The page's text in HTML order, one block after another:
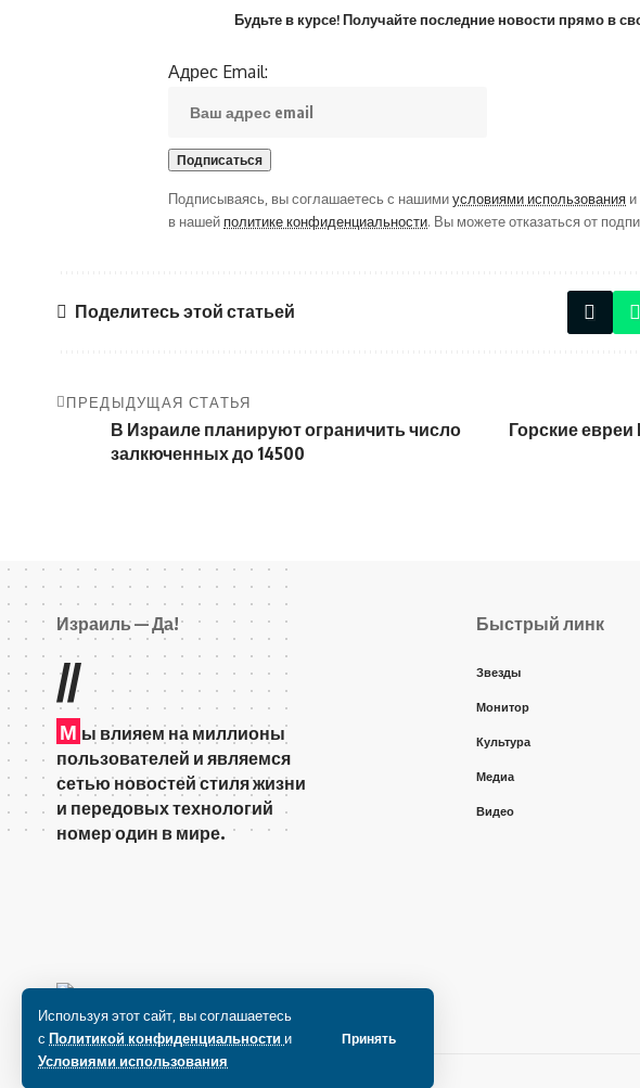
Используя этот сайт, вы соглашаетесь
с Политикой конфиденциальности и
Условиями использования
Принять
Будьте в курсе! Получайте последние новости прямо в
Адрес Email:
Подписываясь, вы соглашаетесь с нашимиусловиями использования
в нашей политике конфиденциальности. Вы можете отказаться от
Поделитесь этой статьей
ПРЕДЫДУЩАЯ СТАТЬЯ
В Израиле планируют ограничить число
залкюченных до 14500
Горские
Израиль — Да!
//
М ы влияем на миллионы
пользователей и являемся
сетью новостей стиля жизни
и передовых технологий
номер один в мире.
Быстрый линк
Звезды
Монитор
Культура
Медиа
Видео